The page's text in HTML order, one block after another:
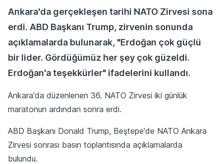
Ankara'da gerçekleşen tarihi NATO Zirvesi sona
erdi. ABD Başkanı Trump, zirvenin sonunda
açıklamalarda bulunarak, "Erdoğan çok güçlü
bir lider. Gördüğümüz her şey çok güzeldi.
Erdoğan'a teşekkürler" ifadelerini kullandı.
Ankara'da düzenlenen 36. NATO Zirvesi iki günlük
maratonun ardından sonra erdi.
ABD Başkanı Donald Trump, Beştepe'de NATO Ankara
Zirvesi sonrası basın toplantısında açıklamalarda
bulundu.